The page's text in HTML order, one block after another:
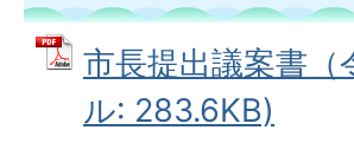
市長提出議案書
ル: 283.6KB)